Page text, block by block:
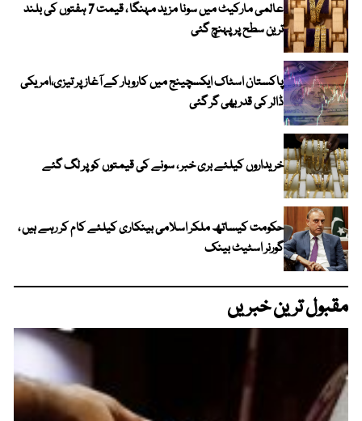
عالمی مارکیٹ میں سونا مزید مہنگا ، قیمت 7 ہفتوں کی بلند
ترین سطح پر پہنچ گئی
پاکستان اسٹاک ایکسچینج میں کاروبار کے آغاز پر تیزی،امریکی
ڈالر کی قدر بھی گر گئی
خریداروں کیلئے بری خبر ، سونے کی قیمتوں کو پر لگ گئے
حکومت کیساتھ ملکر اسلامی بینکاری کیلئے کام کر رہے ہیں ،
گورنر اسٹیٹ بینک
مقبول ترین خبریں